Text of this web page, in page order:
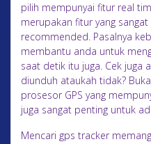
pilih mempunyai fitur real
merupakan fitur yang
recommended. Pasalnya
membantu anda untuk
saat detik itu juga. Cek juga
diunduh ataukah tidak?
prosesor GPS yang
juga sangat penting untuk
Mencari gps tracker